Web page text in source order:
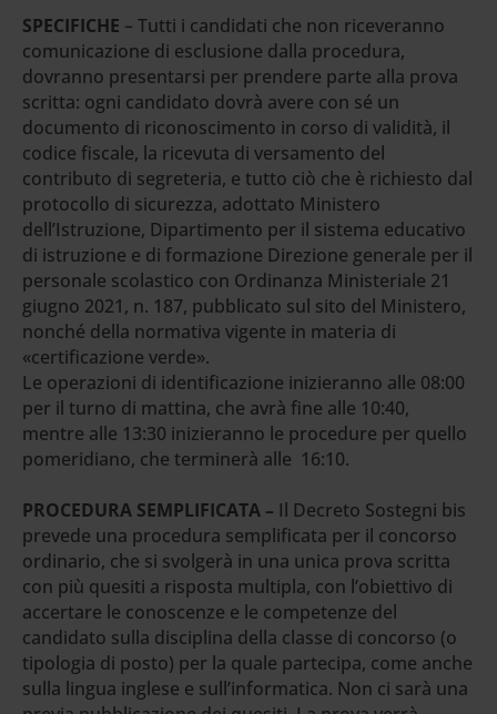
SPECIFICHE – Tutti i candidati che non riceveranno
comunicazione di esclusione dalla procedura,
dovranno presentarsi per prendere parte alla prova
scritta: ogni candidato dovrà avere con sé un
documento di riconoscimento in corso di validità, il
codice fiscale, la ricevuta di versamento del
contributo di segreteria, e tutto ciò che è richiesto dal
protocollo di sicurezza, adottato Ministero
dell’Istruzione, Dipartimento per il sistema educativo
di istruzione e di formazione Direzione generale per il
personale scolastico con Ordinanza Ministeriale 21
giugno 2021, n. 187, pubblicato sul sito del Ministero,
nonché della normativa vigente in materia di
«certificazione verde».
Le operazioni di identificazione inizieranno alle 08:00
per il turno di mattina, che avrà fine alle 10:40,
mentre alle 13:30 inizieranno le procedure per quello
pomeridiano, che terminerà alle 16:10.
PROCEDURA SEMPLIFICATA – Il Decreto Sostegni bis
prevede una procedura semplificata per il concorso
ordinario, che si svolgerà in una unica prova scritta
con più quesiti a risposta multipla, con l’obiettivo di
accertare le conoscenze e le competenze del
candidato sulla disciplina della classe di concorso (o
tipologia di posto) per la quale partecipa, come anche
sulla lingua inglese e sull’informatica. Non ci sarà una